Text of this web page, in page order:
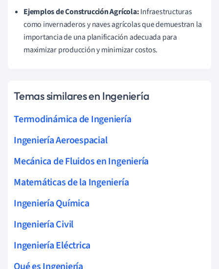
Ejemplos de Construcción Agrícola:Infraestructuras
como invernaderos y naves agrícolas que demuestran la
importancia de una planificación adecuada para
maximizar producción y minimizar costos.
Temas similares en Ingeniería
Termodinámica de Ingeniería
Ingeniería Aeroespacial
Mecánica de Fluidos en Ingeniería
Matemáticas de la Ingeniería
Ingeniería Química
Ingeniería Civil
Ingeniería Eléctrica